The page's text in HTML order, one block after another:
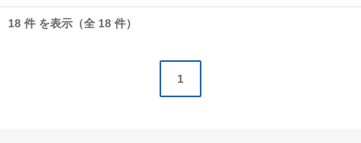
18 件 を表示（全 18 件）
1